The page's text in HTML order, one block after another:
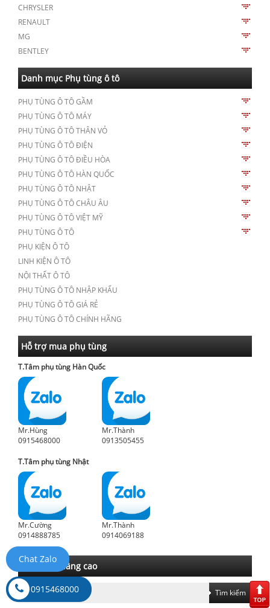
CHRYSLER
RENAULT
MG
BENTLEY
Danh mục Phụ tùng ô tô
PHỤ TÙNG Ô TÔ GẦM
PHỤ TÙNG Ô TÔ MÁY
PHỤ TÙNG Ô TÔ THÂN VỎ
PHỤ TÙNG Ô TÔ ĐIỆN
PHỤ TÙNG Ô TÔ ĐIỀU HÒA
PHỤ TÙNG Ô TÔ HÀN QUỐC
PHỤ TÙNG Ô TÔ NHẬT
PHỤ TÙNG Ô TÔ CHÂU ÂU
PHỤ TÙNG Ô TÔ VIỆT MỸ
PHỤ TÙNG Ô TÔ
PHỤ KIỆN Ô TÔ
LINH KIỆN Ô TÔ
NỘI THẤT Ô TÔ
PHỤ TÙNG Ô TÔ NHẬP KHẨU
PHỤ TÙNG Ô TÔ GIÁ RẺ
PHỤ TÙNG Ô TÔ CHÍNH HÃNG
Hỗ trợ mua phụ tùng
T.Tâm phụ tùng Hàn Quốc
Mr.Hùng
0915468000
Mr.Thành
0913505455
T.Tâm phụ tùng Nhật
Mr.Cường
0914888785
Mr.Thành
0914069188
Tìm kiếm nâng cao
Tìm kiếm
Chat Zalo
0915468000